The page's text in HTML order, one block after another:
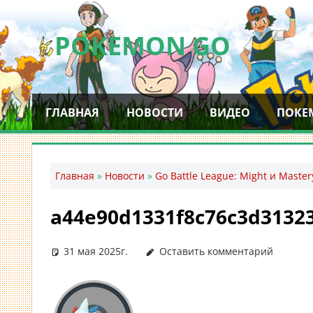
Перейти
к
содержимомуPOKEMON GO
Мобильное
приложение
для
ловли
ГЛАВНАЯ НОВОСТИ ВИДЕО
Главная » Новости » Go Battle League: Might и
31 мая 2025г. Оставить комментарий